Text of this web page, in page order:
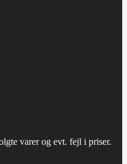
varer og evt. fejl i priser.